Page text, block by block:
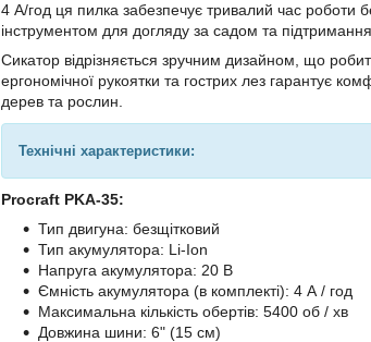
4 А/год ця пилка забезпечує тривалий час роботи
інструментом для догляду за садом та
Сикатор відрізняється зручним дизайном, що
ергономічної рукоятки та гострих лез гарантує
дерев та рослин.
Технічні характеристики:
Procraft PKA-35:
Тип двигуна: безщітковий
Тип акумулятора: Li-Ion
Напруга акумулятора: 20 В
Ємність акумулятора (в комплекті): 4 А / год
Максимальна кількість обертів: 5400 об / хв
Довжина шини: 6" (15 см)